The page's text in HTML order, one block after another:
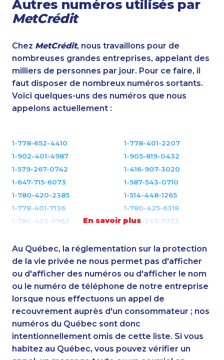
Autres numéros utilisés par
MetCrédit
Chez MetCrédit, nous travaillons pour de
nombreuses grandes entreprises, appelant des
milliers de personnes par jour. Pour ce faire, il
faut disposer de nombreux numéros sortants.
Voici quelques-uns des numéros que nous
appelons actuellement :
En savoir plus
1-778-652-4410
1-778-401-2207
1-902-401-4987
1-905-819-0432
1-579-267-0742
1-416-907-3020
1-647-715-6073
1-587-543-0710
1-780-420-2385
1-514-448-1265
1-778-401-7136
1-780-425-6318
1-780-425-0963
1-416-243-5723
1-888-417-1760
1-778-383-9354
1-778-662-5025
1-587-319-2150
1-587-328-6517
1-418-612-6525
1-647-245-1042
1-647-245-1056
1-604-282-3654
1-866-878-9444
1-778-589-7224
1-587-489-1498
1-604-282-0619
1-587-328-6599
1-855-969-8963
1-778-401-2195
1-604-282-3653
1-604-282-3655
Au Québec, la réglementation sur la protection
de la vie privée ne nous permet pas d'afficher
ou d'afficher des numéros ou d'afficher le nom
ou le numéro de téléphone de notre entreprise
lorsque nous effectuons un appel de
recouvrement auprès d'un consommateur ; nos
numéros du Québec sont donc
intentionnellement omis de cette liste. Si vous
habitez au Québec, vous pouvez vérifier un